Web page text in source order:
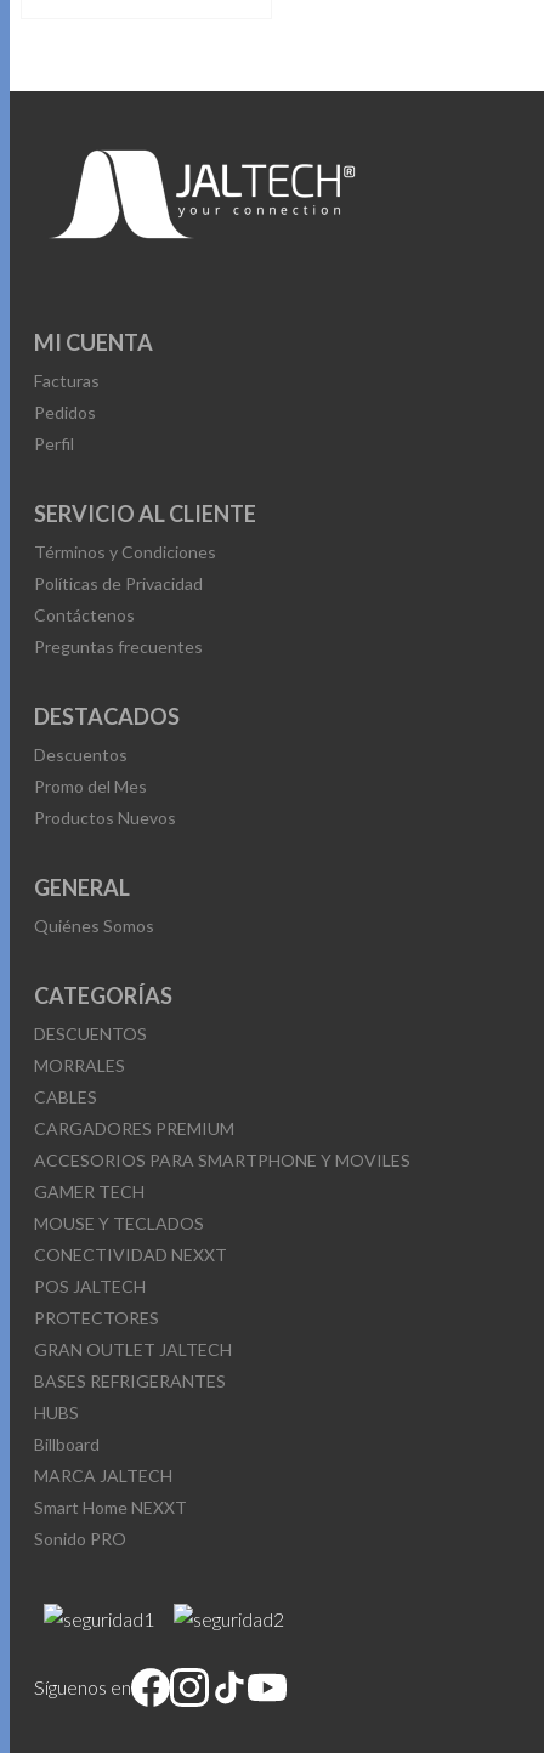
MI CUENTA
Facturas
Pedidos
Perfil
SERVICIO AL CLIENTE
Términos y Condiciones
Políticas de Privacidad
Contáctenos
Preguntas frecuentes
DESTACADOS
Descuentos
Promo del Mes
Productos Nuevos
GENERAL
Quiénes Somos
CATEGORÍAS
DESCUENTOS
MORRALES
CABLES
CARGADORES PREMIUM
ACCESORIOS PARA SMARTPHONE Y MOVILES
GAMER TECH
MOUSE Y TECLADOS
CONECTIVIDAD NEXXT
POS JALTECH
PROTECTORES
GRAN OUTLET JALTECH
BASES REFRIGERANTES
HUBS
Billboard
MARCA JALTECH
Smart Home NEXXT
Sonido PRO
Síguenos en